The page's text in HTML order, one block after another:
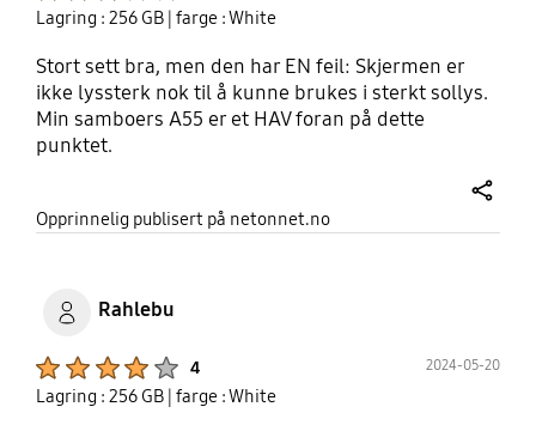
Lagring : 256 GB | farge : White
Stort sett bra, men den har EN feil: Skjermen er
ikke lyssterk nok til å kunne brukes i sterkt sollys.
Min samboers A55 er et HAV foran på dette
punktet.
Opprinnelig publisert på netonnet.no
Rahlebu
4 2024-05-20
Lagring : 256 GB | farge : White